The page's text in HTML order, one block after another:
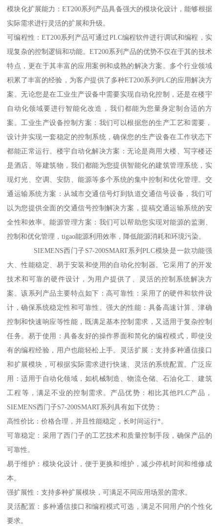
模块化扩展能力：ET200系列产品具备强大的模块化设计，能够根据
实际需求进行灵活的扩展和升级。
可编程性：ET200系列产品可通过PLC编程软件进行调试和编程，实
现复杂的控制逻辑和功能。ET200系列产品的优势不仅在于其的技术
特点，更在于其丰富的应用案例和成熟的解决方案。多个行业领域
积累了丰富的经验，为客户提供了多种ET200系列PLC的应用解决方
案。无论您是在工业生产设备中需要实现自动化控制，还是在楼宇
自动化领域要进行智能化改造，我们都能为您量身定制合适的方
案。工业生产设备控制方案：我们可以根据您的生产工艺和需要，
设计并实现一套稳定的控制系统，确保您的生产设备在工作状态下
都能正常运行。楼宇自动化解决方案：无论是商用大楼、写字楼还
是酒店、等建筑物，我们都能为您提供智能化的建筑管理系统，实
现灯光、空调、安防、能源等多个系统的集中控制和优化管理。交
通运输系统方案：从城市交通信号灯到轨道交通信号设备，我们可
以为您提供全面的交通信号控制解决方案，提稿交通运输系统的安
全性和效率。能源管理方案：我们可以帮助您实现对能源的监测、
控制和优化管理，tigao能源利用效率，降低能源消耗和环境污染。
SIEMENS西门子S7-200SMART系列PLC模块是一款功能强
大、性能稳定、易于安装和使用的自动化控制器。它采用了的开发
技术和可靠的硬件设计，为用户提供了、灵活的控制系统解决方
案。该系列产品主要特点如下：高可靠性：采用了的硬件和软件设
计，确保系统稳定性和可靠性。强大的性能：具备高速计算、津确
控制和快速响应等性能，既满足基本控制需求，又适用于复杂控制
任务。易于使用：具备友好的操作界面和简化的编程模式，即使没
有的编程经验，用户也能轻松上手。灵活扩展：支持多种通信接口
和扩展模块，可根据实际需求进行快速、灵活的系统配置。广泛应
用：适用于自动化领域，如机械制造、物流仓储、石油化工、建筑
工程等，满足不业的控制需求。产品优势：相比其他PLC产品，
SIEMENS西门子S7-200SMART系列具有如下优势：
高性价比：价格合理，并且性能稳定，长时间运行*。
可靠稳定：采用了西门子的工艺技术和质量控制手段，确保产品的
可靠性。
易于维护：模块化设计，便于更换和维护，减少停机时间和维修成
本。
强扩展性：支持多种扩展模块，可满足不同应用场景的需求。
灵活配置：多种通信接口和编程模式可选，满足不同用户的个性化
要求。